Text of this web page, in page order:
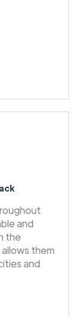
and
the
them
and